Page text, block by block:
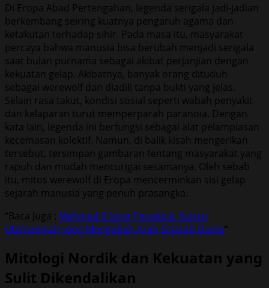
Di Eropa Abad Pertengahan, legenda serigala jadi-jadian
berkembang seiring kuatnya pengaruh agama dan
ketakutan terhadap sihir. Pada masa itu, masyarakat
percaya bahwa manusia bisa berubah menjadi serigala
saat bulan purnama sebagai akibat perjanjian dengan
kekuatan gelap. Akibatnya, banyak orang dituduh
sebagai werewolf dan diadili tanpa bukti yang jelas.
Selain rasa takut, kondisi sosial seperti wabah penyakit
dan kelaparan turut memperparah paranoia. Dengan
kata lain, legenda ini berfungsi sebagai alat pelampiasan
kecemasan kolektif. Namun, di balik kisah mengerikan
tersebut, tersimpan gambaran tentang masyarakat yang
rapuh dan mudah mencurigai sesamanya. Oleh sebab
itu, mitos werewolf di Eropa mencerminkan sisi gelap
sejarah manusia yang penuh prasangka.
“Baca Juga : Mehmed II Sang Penakluk: Sultan
Utsmaniyah yang Mengubah Arah Sejarah Dunia“
Mitologi Nordik dan Kekuatan yang
Sulit Dikendalikan